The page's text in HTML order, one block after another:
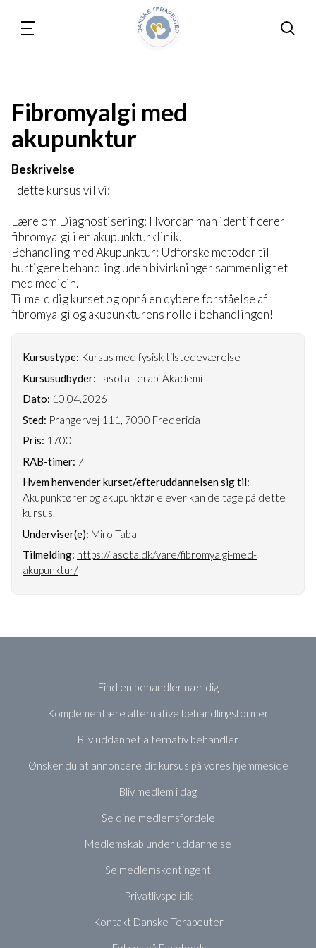
Søg
Fibromyalgi med
akupunktur
Beskrivelse
I dette kursus vil vi:
Lære om Diagnostisering: Hvordan man identificerer
fibromyalgi i en akupunkturklinik.
Behandling med Akupunktur: Udforske metoder til
hurtigere behandling uden bivirkninger sammenlignet
med medicin.
Tilmeld dig kurset og opnå en dybere forståelse af
fibromyalgi og akupunkturens rolle i behandlingen!
Kursustype: Kursus med fysisk tilstedeværelse
Kursusudbyder: Lasota Terapi Akademi
Dato: 10.04.2026
Sted: Prangervej 111, 7000 Fredericia
Pris: 1700
RAB-timer: 7
Hvem henvender kurset/efteruddannelsen sig til:
Akupunktører og akupunktør elever kan deltage på dette
kursus.
Underviser(e): Miro Taba
Tilmelding: https://lasota.dk/vare/fibromyalgi-med-
akupunktur/
Find en behandler nær dig
Komplementære alternative behandlingsformer
Bliv uddannet alternativ behandler
Ønsker du at annoncere dit kursus på vores hjemmeside
Bliv medlem i dag
Se dine medlemsfordele
Medlemskab under uddannelse
Se medlemskontingent
Privatlivspolitik
Kontakt Danske Terapeuter